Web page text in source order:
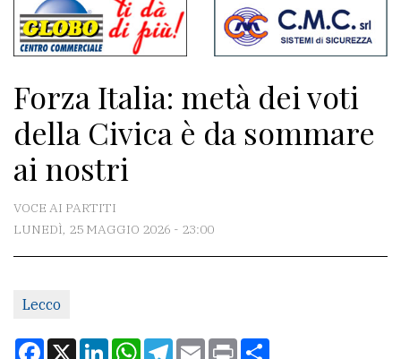
del
sito
Meteo
CONTATTI
La
redazione
Per
tua
Forza Italia: metà dei voti
della Civica è da sommare
ai nostri
VOCE AI PARTITI
LUNEDÌ, 25 MAGGIO 2026 - 23:00
Lecco
Facebook
X LinkedInWhatsApp
Telegram
EmailPrint